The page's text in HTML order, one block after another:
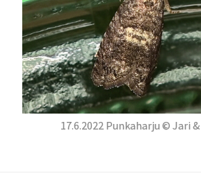
17.6.2022 Punkaharju © Jari